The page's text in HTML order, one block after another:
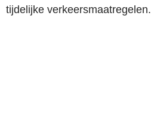
tijdelijke verkeersmaatregelen.